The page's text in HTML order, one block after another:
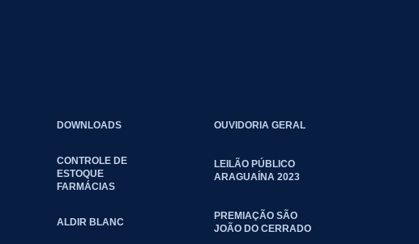
DOWNLOADS OUVIDORIA GERAL
CONTROLE DE
ESTOQUE
FARMÁCIAS
LEILÃO PÚBLICO
ARAGUAÍNA 2023
ALDIR BLANC
PREMIAÇÃO SÃO
JOÃO DO CERRADO